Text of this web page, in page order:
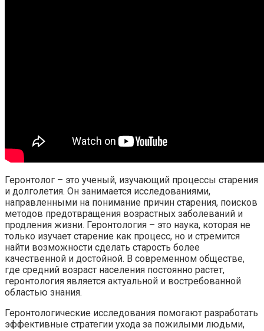
Геронтолог – это ученый, изучающий процессы старения
и долголетия. Он занимается исследованиями,
направленными на понимание причин старения, поисков
методов предотвращения возрастных заболеваний и
продления жизни. Геронтология – это наука, которая не
только изучает старение как процесс, но и стремится
найти возможности сделать старость более
качественной и достойной. В современном обществе,
где средний возраст населения постоянно растет,
геронтология является актуальной и востребованной
областью знания.
Геронтологические исследования помогают разработать
эффективные стратегии ухода за пожилыми людьми,